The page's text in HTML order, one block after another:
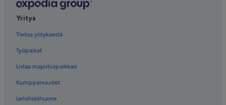
4 tähden hotellit – Riksu
4 tähden hotellit – Türi
4 tähden hotellit – Võsu
5 tähden hotellit – Haapsalu
5 tähden hotellit – Imavere
5 tähden hotellit – Karala
5 tähden hotellit – Keila
Yritys
Tietoa yrityksestä
Työpaikat
Listaa majoituspaikkasi
Kumppanuudet
Lehdistöhuone